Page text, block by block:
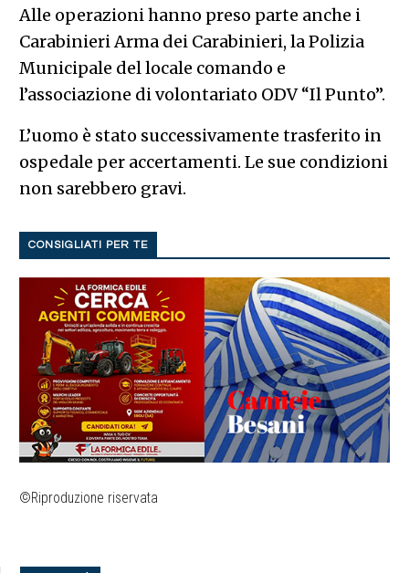
Alle operazioni hanno preso parte anche i
Carabinieri Arma dei Carabinieri, la Polizia
Municipale del locale comando e
l’associazione di volontariato ODV “Il Punto”.
L’uomo è stato successivamente trasferito in
ospedale per accertamenti. Le sue condizioni
non sarebbero gravi.
CONSIGLIATI PER TE
©Riproduzione riservata